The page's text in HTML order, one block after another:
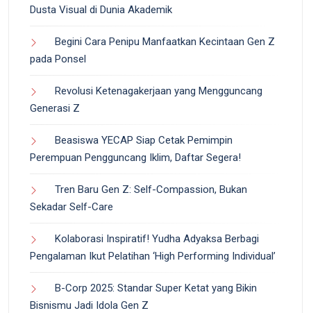
Dusta Visual di Dunia Akademik
Begini Cara Penipu Manfaatkan Kecintaan Gen Z
pada Ponsel
Revolusi Ketenagakerjaan yang Mengguncang
Generasi Z
Beasiswa YECAP Siap Cetak Pemimpin
Perempuan Pengguncang Iklim, Daftar Segera!
Tren Baru Gen Z: Self-Compassion, Bukan
Sekadar Self-Care
Kolaborasi Inspiratif! Yudha Adyaksa Berbagi
Pengalaman Ikut Pelatihan ‘High Performing Individual’
B-Corp 2025: Standar Super Ketat yang Bikin
Bisnismu Jadi Idola Gen Z